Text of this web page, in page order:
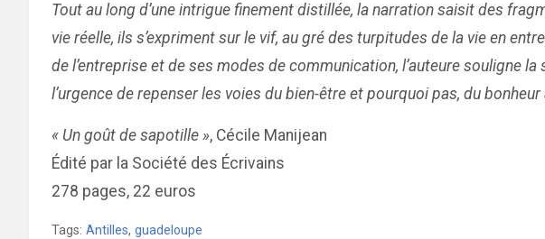
Tout au long d’une intrigue finement distillée, la narration saisit des
vie réelle, ils s’expriment sur le vif, au gré des turpitudes de la vie en
de l’entreprise et de ses modes de communication, l’auteure souligne
l’urgence de repenser les voies du bien-être et pourquoi pas, du bonheur
« Un goût de sapotille », Cécile Manijean
Édité par la Société des Écrivains
278 pages, 22 euros
Tags: Antilles, guadeloupe